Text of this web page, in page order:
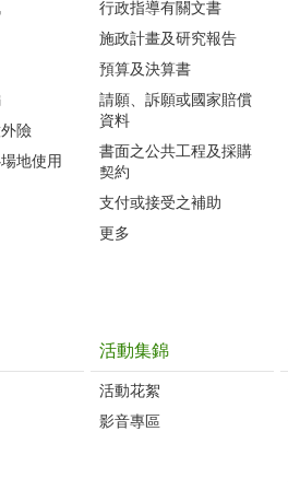
險
地使用
行政指導有關文書
施政計畫及研究報告
預算及決算書
請願、訴願或國家賠償
資料
書面之公共工程及採購
契約
支付或接受之補助
更多
活動集錦
活動花絮
影音專區